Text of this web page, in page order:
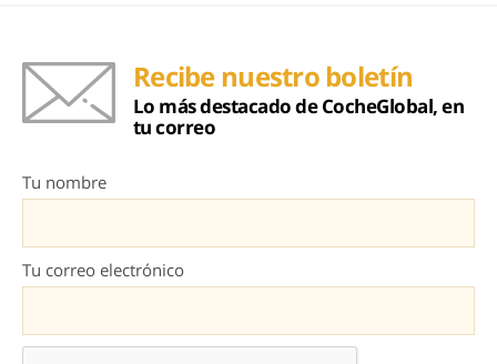
Recibe nuestro boletín
Lo más destacado de CocheGlobal, en
tu correo
Tu nombre
Tu correo electrónico